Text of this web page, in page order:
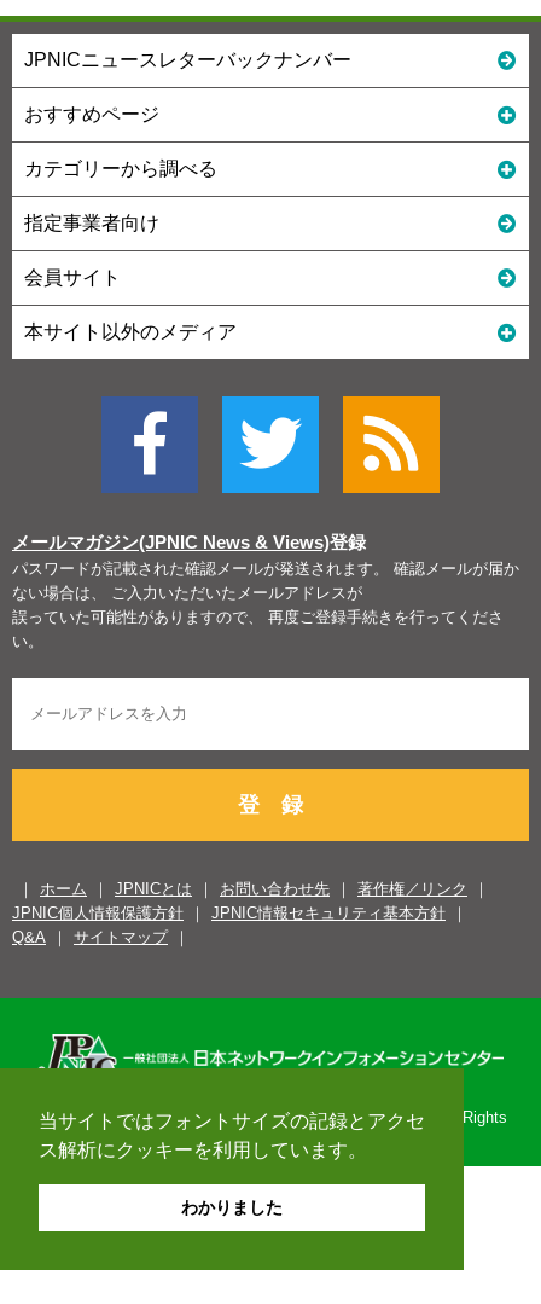
当サイトではフォントサイズの記録とアクセ
ス解析にクッキーを利用しています。
わかりました
JPNICニュースレターバックナンバー
おすすめページ
カテゴリーから調べる
指定事業者向け
会員サイト
本サイト以外のメディア
メールマガジン(JPNIC News & Views)登録
パスワードが記載された確認メールが発送されます。 確認メールが届か
ない場合は、 ご入力いただいたメールアドレスが
誤っていた可能性がありますので、 再度ご登録手続きを行ってくださ
い。
登 録
ホーム JPNICとは お問い合わせ先
著作権／リンク
JPNIC個人情報保護方針
JPNIC情報セキュリティ基本方針
Q&A
サイトマップ
Copyright© 1996-2026 Japan Network Information Center. All Rights
Reserved.